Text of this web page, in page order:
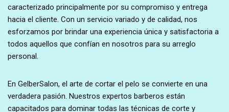
caracterizado principalmente por su compromiso y entrega
hacia el cliente. Con un servicio variado y de calidad, nos
esforzamos por brindar una experiencia única y satisfactoria a
todos aquellos que confían en nosotros para su arreglo
personal.
En GelberSalon, el arte de cortar el pelo se convierte en una
verdadera pasión. Nuestros expertos barberos están
capacitados para dominar todas las técnicas de corte y